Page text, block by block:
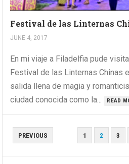
Festival de las Linternas
JUNE 4, 2017
En mi viaje a Filadelfia pude
Festival de las Linternas Chinas
salida llena de magia y
ciudad conocida como la...
READ
POSTS
PREVIOUS 1 2 3